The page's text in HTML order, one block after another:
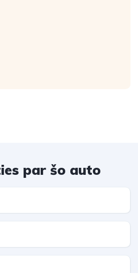
par šo auto